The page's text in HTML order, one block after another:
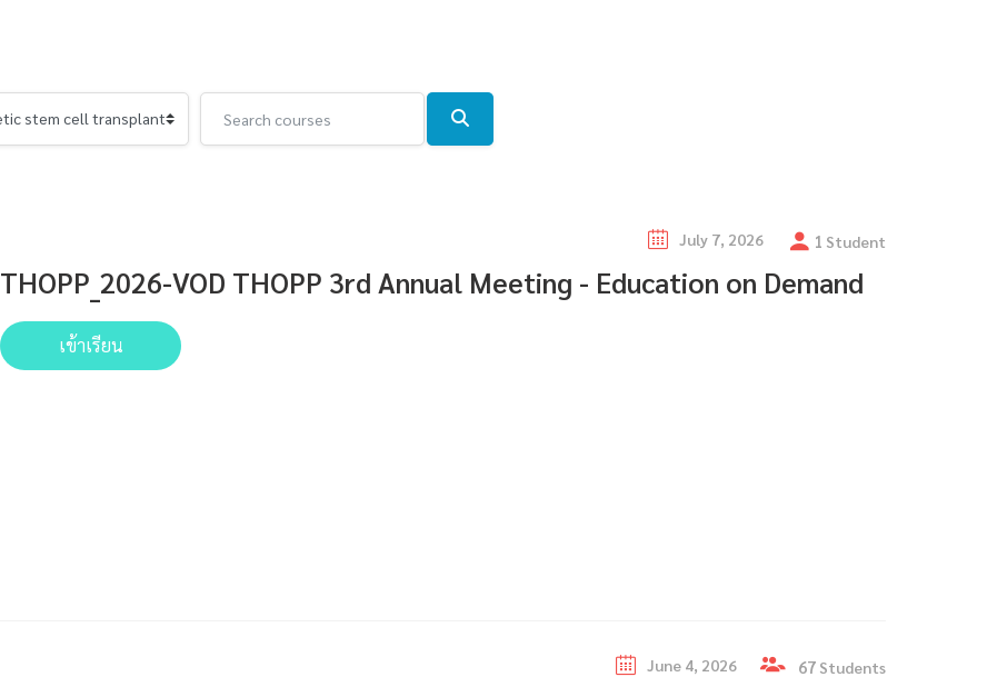
Search courses
July 7, 2026 1 Student
THOPP_2026-VOD THOPP 3rd Annual Meeting - Education on Demand
เข้าเรียน
June 4, 2026 67 Students